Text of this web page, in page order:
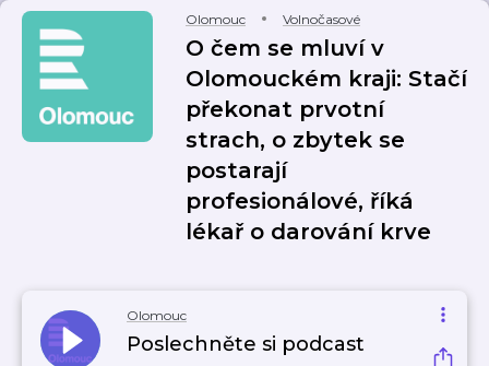
Olomouc Volnočasové
O čem se mluví v
Olomouckém kraji: Stačí
překonat prvotní
strach, o zbytek se
postarají
profesionálové, říká
lékař o darování krve
Olomouc
Poslechněte si podcast